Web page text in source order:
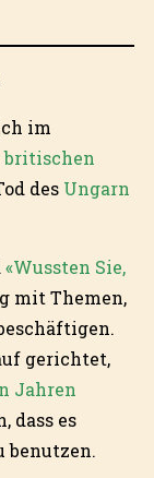
im
britischen
des Ungarn
«Wussten Sie,
mit Themen,
gerichtet,
Jahren
dass es
benutzen.